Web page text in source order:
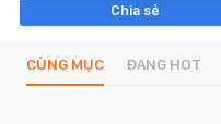
Chia sẻ
CÙNG MỤC ĐANG HOT